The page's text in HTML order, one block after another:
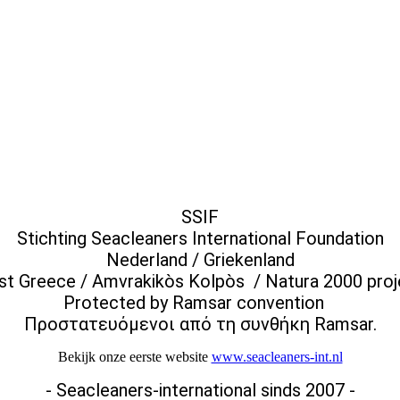
SSIF
Stichting Seacleaners International Foundation
Nederland / Griekenland
Greece / Amvrakikòs Kolpòs / Natura 2000
Protected by Ramsar convention
Προστατευόμενοι από τη συνθήκη Ramsar.
Bekijk onze eerste website www.seacleaners-int.nl
- Seacleaners-international sinds 2007 -